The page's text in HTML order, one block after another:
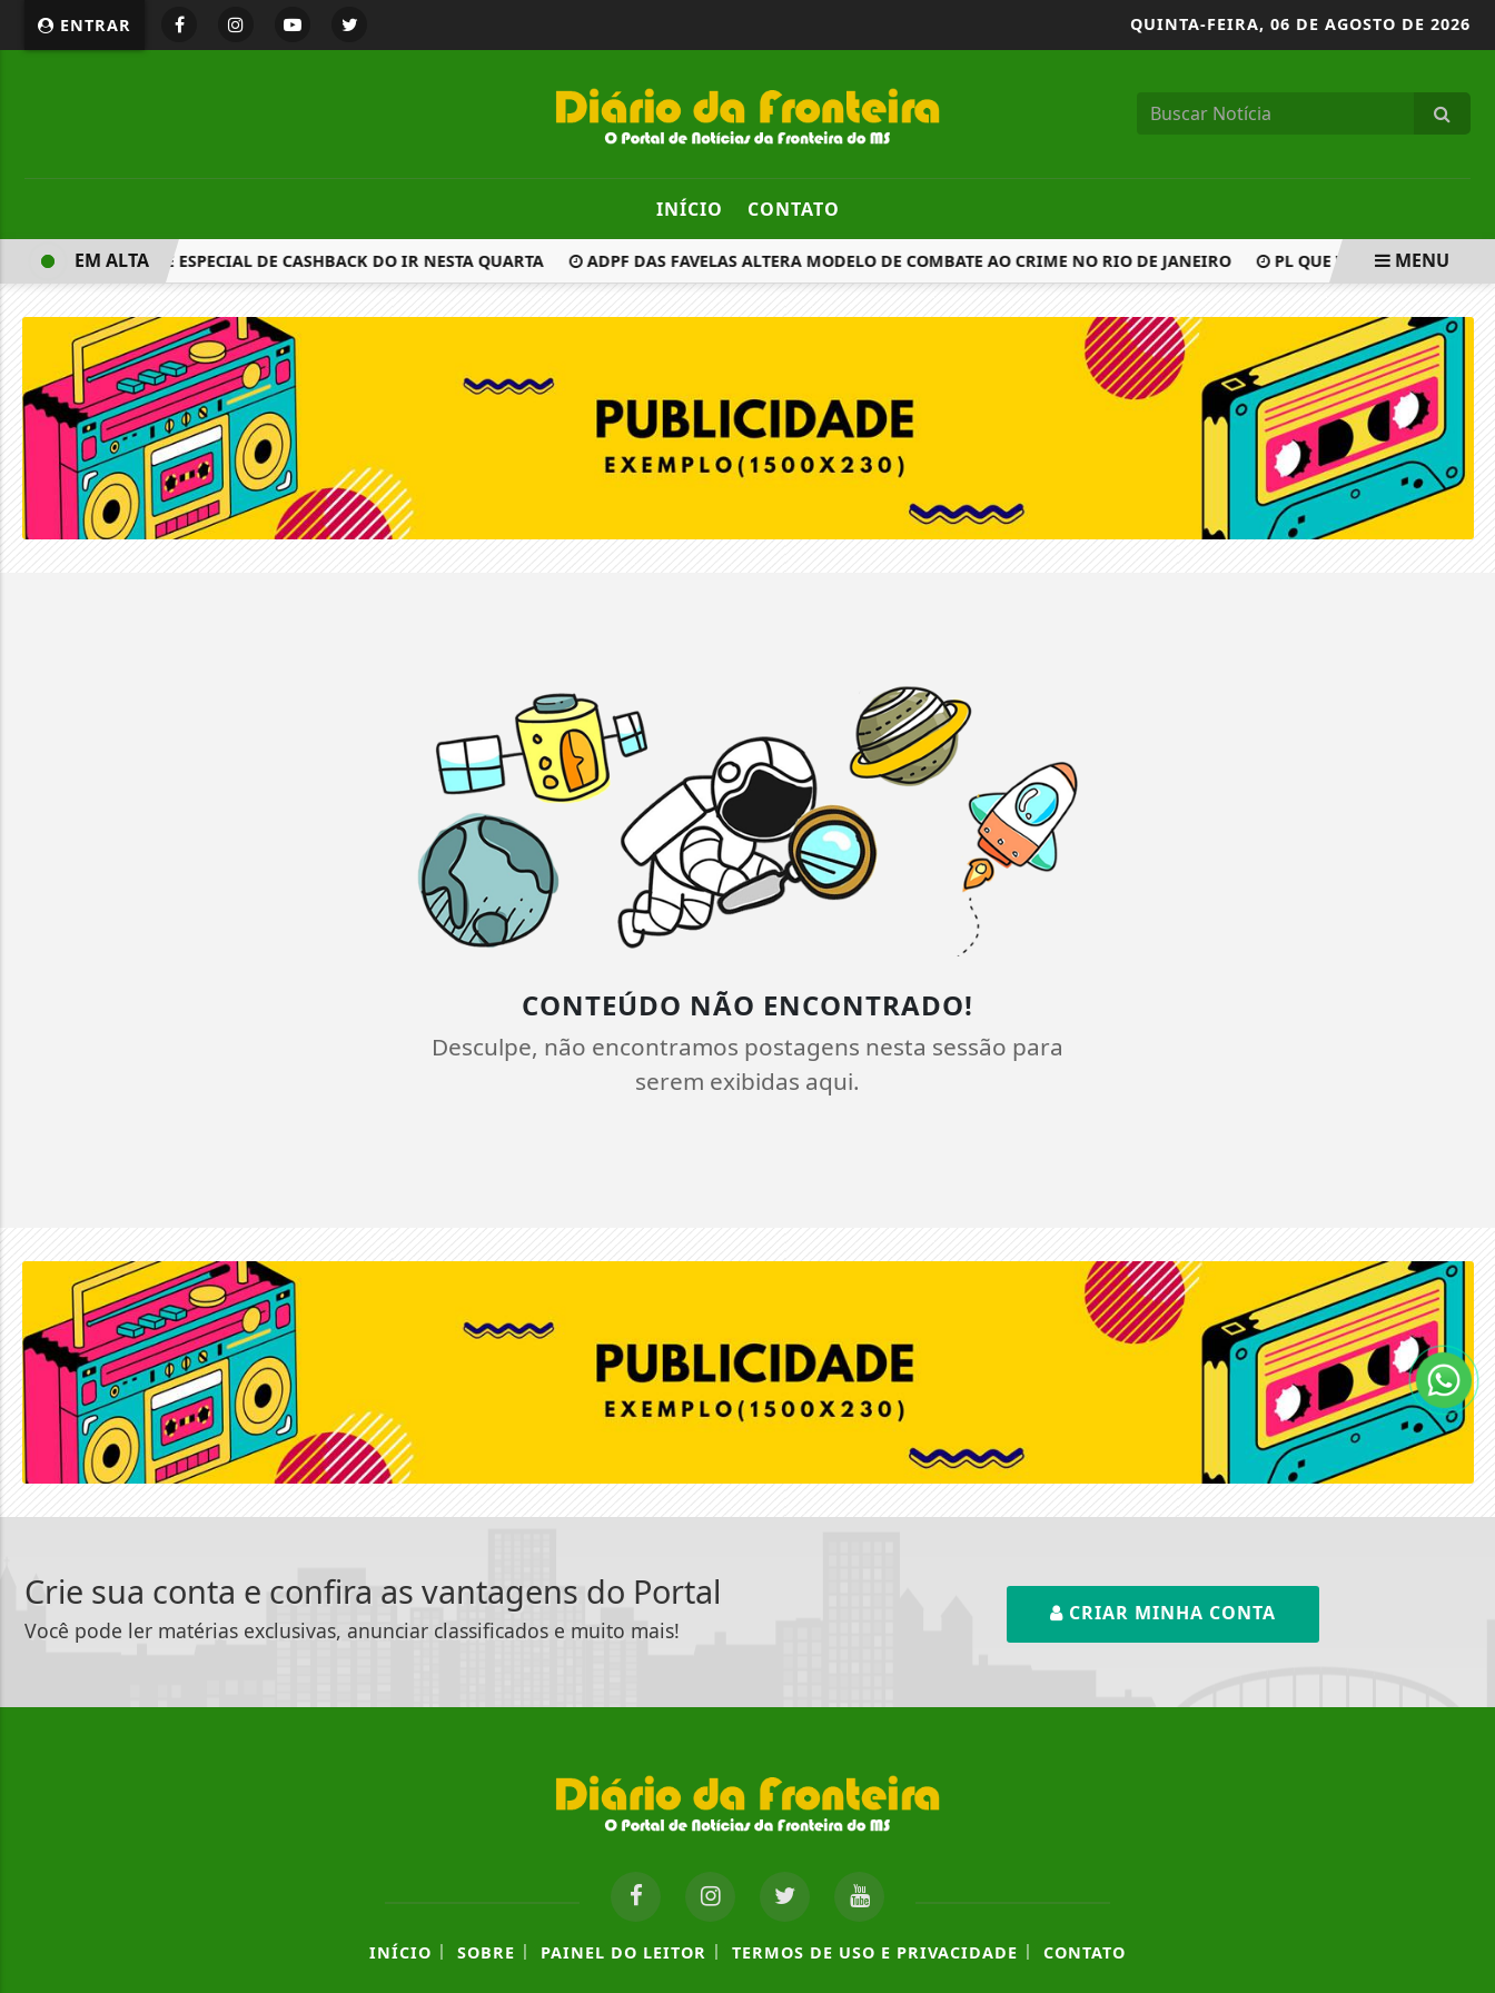
ENTRAR QUINTA-FEIRA, 06 DE AGOSTO DE 2026
INÍCIO CONTATO
CONSULTA A LOTE ESPECIAL DE CASHBACK DO IR NESTA QUARTA ADPF DAS FAVELAS ALTERA MODELO DE COMBATE AO CRIME NO RIO DE JANEIRO PL QUE VETA CRIANÇA EM
EM ALTA MENU
CONTEÚDO NÃO ENCONTRADO!
Desculpe, não encontramos postagens nesta sessão para
serem exibidas aqui.
Crie sua conta e confira as vantagens do Portal
Você pode ler matérias exclusivas, anunciar classificados e muito mais!
CRIAR MINHA CONTA
INÍCIO | SOBRE | PAINEL DO LEITOR | TERMOS DE USO E PRIVACIDADE | CONTATO